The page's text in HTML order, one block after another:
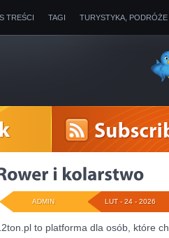
TREŚCI TAGI TURYSTYKA, PODRÓŻE
LUT - 24 - 2026
ADMIN
to platforma dla osób, które